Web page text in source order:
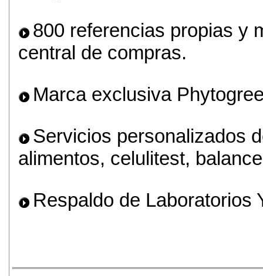
800 referencias propias y
central de compras.
Marca exclusiva
Servicios personalizados
alimentos, celulitest,
Respaldo de Laboratorios